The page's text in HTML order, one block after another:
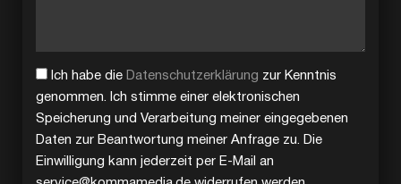
Ich habe die Datenschutzerklärung zur Kenntnis
genommen. Ich stimme einer elektronischen
Speicherung und Verarbeitung meiner eingegebenen
Daten zur Beantwortung meiner Anfrage zu. Die
Einwilligung kann jederzeit per E-Mail an